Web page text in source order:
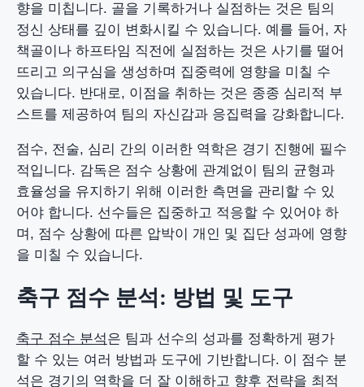
향을 미칩니다. 골을 기록하거나 실점하는 것은 팀의
정신 상태를 깊이 변화시킬 수 있습니다. 예를 들어, 자
책골이나 하프타임 직전에 실점하는 것은 사기를 떨어
뜨리고 의구심을 생성하며 집중력에 영향을 미칠 수
있습니다. 반대로, 이점을 취하는 것은 종종 심리적 부
스트를 제공하여 팀의 자신감과 응집력을 강화합니다.
점수, 전술, 심리 간의 이러한 역학은 경기 진행에 필수
적입니다. 감독은 점수 상황에 관계없이 팀의 균형과
효율성을 유지하기 위해 이러한 측면을 관리할 수 있
어야 합니다. 선수들은 집중하고 적응할 수 있어야 하
며, 점수 상황에 따른 압박이 개인 및 집단 성과에 영향
을 미칠 수 있습니다.
축구 점수 분석: 방법 및 도구
축구 점수 분석은 팀과 선수의 성과를 정확하게 평가
할 수 있는 여러 방법과 도구에 기반합니다. 이 점수 분
석은 경기의 역학을 더 잘 이해하고 향후 전략을 최적